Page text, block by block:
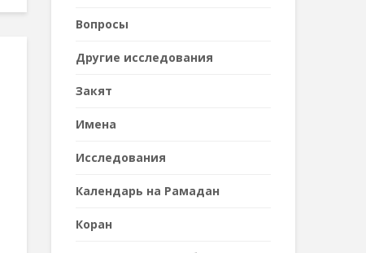
Вопросы
Другие исследования
Закят
Имена
Исследования
Календарь на Рамадан
Коран